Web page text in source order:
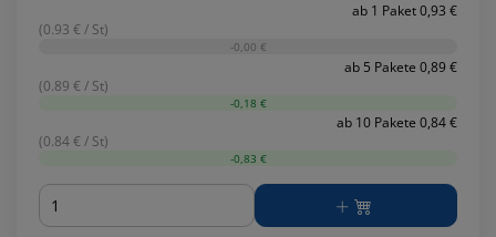
ab 1 Paket 0,93 €
(0.93 € / St)
-0,00 €
ab 5 Pakete 0,89 €
(0.89 € / St)
-0,18 €
ab 10 Pakete 0,84 €
(0.84 € / St)
-0,83 €
Menge